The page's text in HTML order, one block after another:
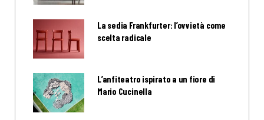
La sedia Frankfurter: l’ovvietà come
scelta radicale
L’anfiteatro ispirato a un fiore di
Mario Cucinella